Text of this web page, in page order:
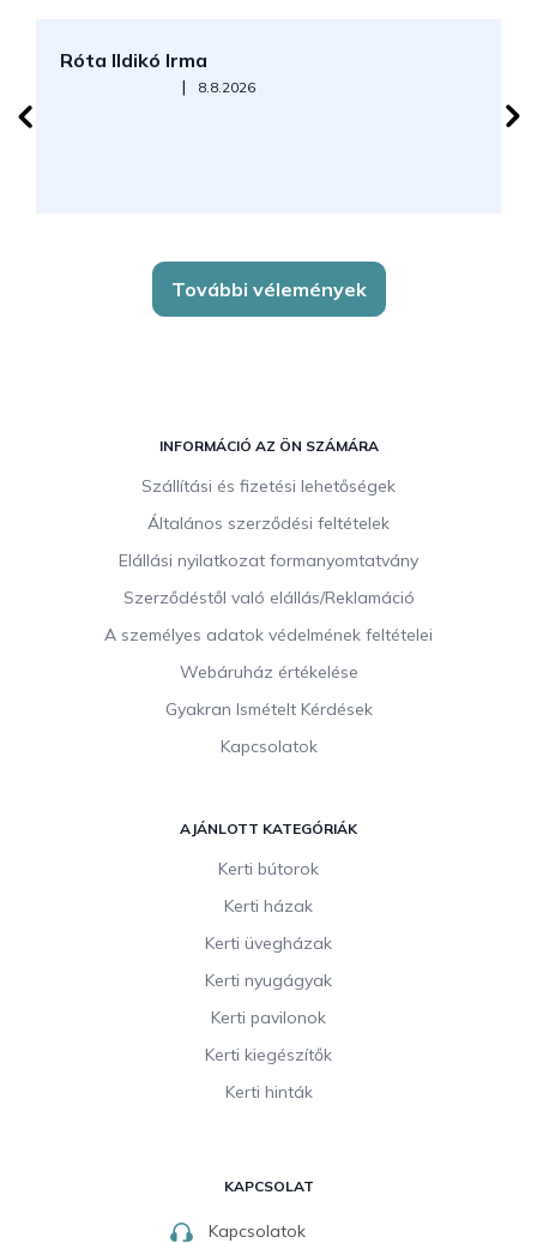
Róta Ildikó Irma
Az áruház értékelése 5-ből 5 csillag.
| 8.8.2026
További vélemények
INFORMÁCIÓ AZ ÖN SZÁMÁRA
Szállítási és fizetési lehetőségek
Általános szerződési feltételek
Elállási nyilatkozat formanyomtatvány
Szerződéstől való elállás/Reklamáció
A személyes adatok védelmének feltételei
Webáruház értékelése
Gyakran Ismételt Kérdések
Kapcsolatok
AJÁNLOTT KATEGÓRIÁK
Kerti bútorok
Kerti házak
Kerti üvegházak
Kerti nyugágyak
Kerti pavilonok
Kerti kiegészítők
Kerti hinták
KAPCSOLAT
Kapcsolatok